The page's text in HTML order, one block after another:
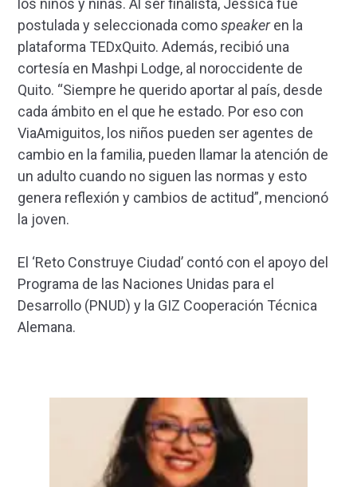
los niños y niñas. Al ser finalista, Jessica fue
postulada y seleccionada comospeakeren la
plataforma TEDxQuito. Además, recibió una
cortesía en Mashpi Lodge, al noroccidente de
Quito. “Siempre he querido aportar al país, desde
cada ámbito en el que he estado. Por eso con
ViaAmiguitos, los niños pueden ser agentes de
cambio en la familia, pueden llamar la atención de
un adulto cuando no siguen las normas y esto
genera reflexión y cambios de actitud”, mencionó
la joven.
El ‘Reto Construye Ciudad’ contó con el apoyo del
Programa de las Naciones Unidas para el
Desarrollo (PNUD) y la GIZ Cooperación Técnica
Alemana.